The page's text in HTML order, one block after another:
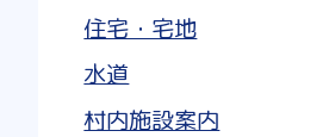
住宅・宅地
水道
村内施設案内